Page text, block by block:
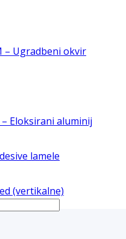
– Ugradbeni okvir
– Eloksirani aluminij
lamele
(vertikalne)